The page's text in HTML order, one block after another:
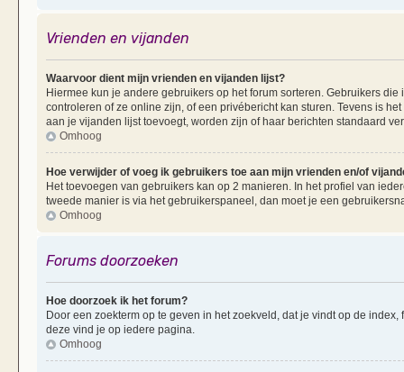
Vrienden en vijanden
Waarvoor dient mijn vrienden en vijanden lijst?
Hiermee kun je andere gebruikers op het forum sorteren. Gebruikers
controleren of ze online zijn, of een privébericht kan sturen. Tevens is
aan je vijanden lijst toevoegt, worden zijn of haar berichten standaard
Omhoog
Hoe verwijder of voeg ik gebruikers toe aan mijn vrienden en/of
Het toevoegen van gebruikers kan op 2 manieren. In het profiel van
tweede manier is via het gebruikerspaneel, dan moet je een
Omhoog
Forums doorzoeken
Hoe doorzoek ik het forum?
Door een zoekterm op te geven in het zoekveld, dat je vindt op de
deze vind je op iedere pagina.
Omhoog